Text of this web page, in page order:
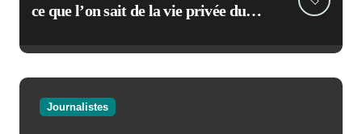
ce que l’on sait de la vie privée du
Journalistes